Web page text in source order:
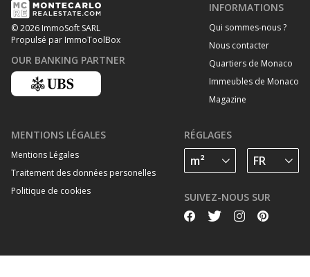
© 2026 ImmoSoft SARL
Propulsé par ImmoToolBox
OUR BANKING PARTNER
INFORMATIONS
Qui sommes-nous ?
Nous contacter
Quartiers de Monaco
Immeubles de Monaco
Magazine
MENTIONS LÉGALES
Mentions Légales
Traitement des données personelles
Politique de cookies
RÉGLAGES
SUIVEZ-NOUS SUR